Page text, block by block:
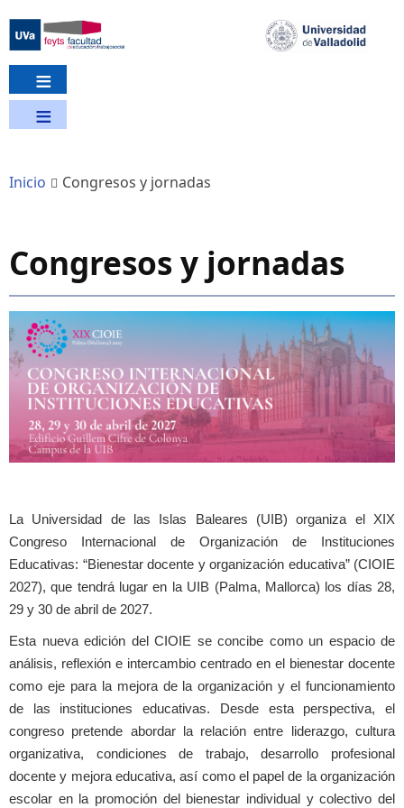
contenido
principal
Inicio Congresos y jornadas
Congresos y jornadas
La Universidad de las Islas Baleares (UIB) organiza el XIX
Congreso Internacional de Organización de Instituciones
Educativas: “Bienestar docente y organización educativa” (CIOIE
2027), que tendrá lugar en la UIB (Palma, Mallorca) los días 28,
29 y 30 de abril de 2027.
Esta nueva edición del CIOIE se concibe como un espacio de
análisis, reflexión e intercambio centrado en el bienestar docente
como eje para la mejora de la organización y el funcionamiento
de las instituciones educativas. Desde esta perspectiva, el
congreso pretende abordar la relación entre liderazgo, cultura
organizativa, condiciones de trabajo, desarrollo profesional
docente y mejora educativa, así como el papel de la organización
escolar en la promoción del bienestar individual y colectivo del